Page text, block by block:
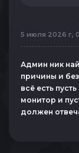
5 июля 2026 г,
Админ ник
причины и
всё есть
монитор и
должен